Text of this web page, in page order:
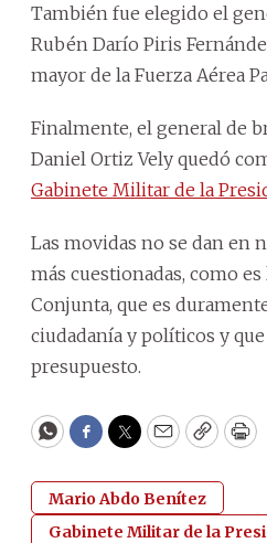
También fue elegido el
Rubén Darío Piris
mayor de la Fuerza Aérea
Finalmente, el general de
Daniel Ortiz Vely quedó
Gabinete Militar de la
Las movidas no se dan en
más cuestionadas, como es
Conjunta, que es
ciudadanía y políticos y
presupuesto.
WhatsApp
Facebook
Twitter
EmailCopy
Mario Abdo Benítez
Gabinete Militar de la